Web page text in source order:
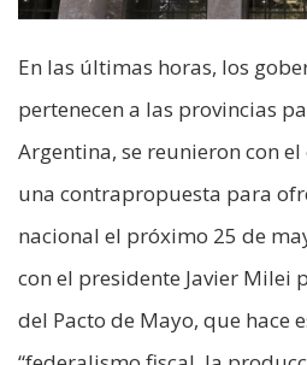
En las últimas horas, los
pertenecen a las provincias
Argentina, se reunieron con
una contrapropuesta para
nacional el próximo 25 de
con el presidente Javier Milei
del Pacto de Mayo, que hace